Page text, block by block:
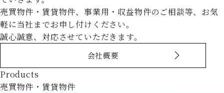
売買物件・賃貸物件、事業用・収益物件のご相談等、お気
軽に当社までお申し付けください。
誠心誠意、対応させていただきます。
会社概要
Products
売買物件・賃貸物件